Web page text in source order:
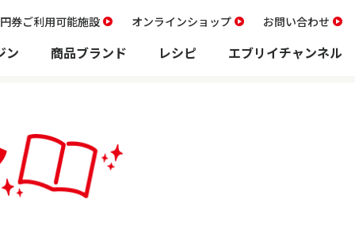
券ご利用可能施設 オンラインショップ お問い合わせ
ン 商品ブランド レシピ エブリイチャンネル